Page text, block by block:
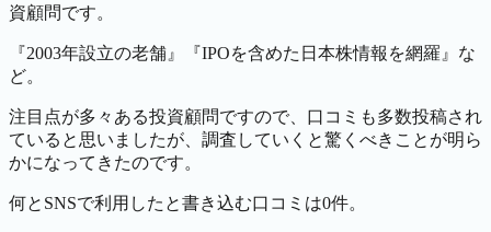
資顧問です。
『2003年設立の老舗』『IPOを含めた日本株情報を網羅』な
ど。
注目点が多々ある投資顧問ですので、口コミも多数投稿され
ていると思いましたが、調査していくと驚くべきことが明ら
かになってきたのです。
何とSNSで利用したと書き込む口コミは0件。